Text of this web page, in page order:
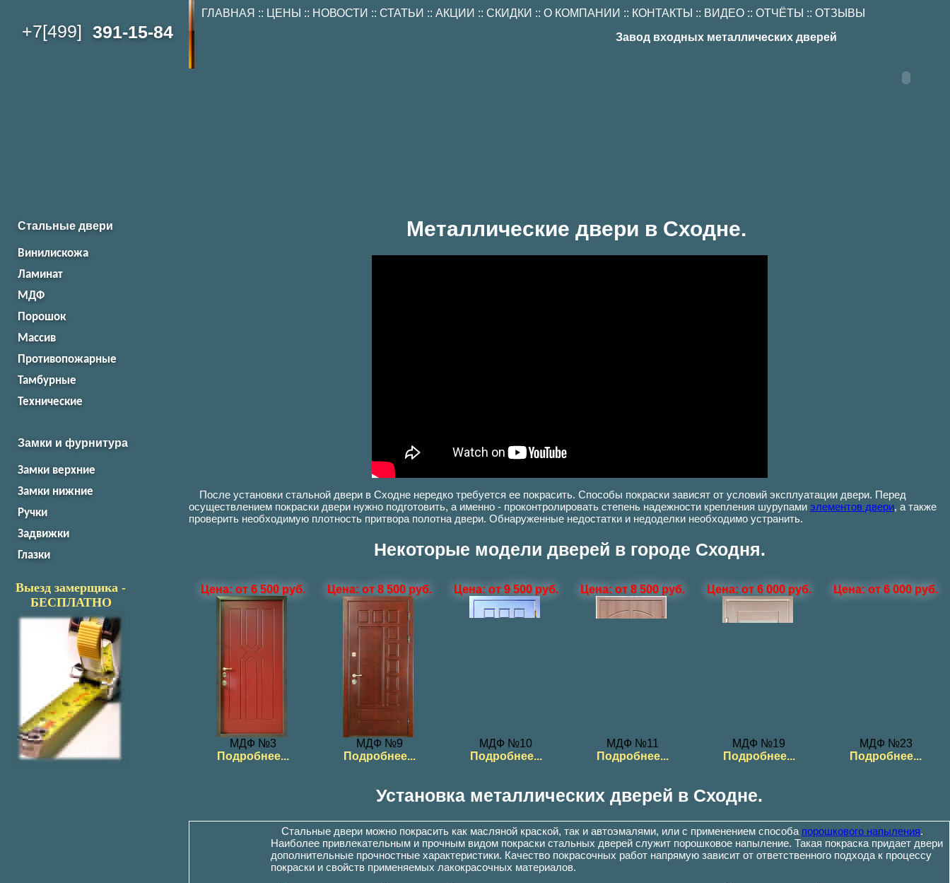
+7[499] 391-15-84
ГЛАВНАЯ :: ЦЕНЫ :: НОВОСТИ :: СТАТЬИ :: АКЦИИ :: СКИДКИ :: О КОМПАНИИ :: КОНТАКТЫ :: ВИДЕО :: ОТЧЁТЫ :: ОТЗЫВЫ
Завод входных металлических дверей
Стальные двери
Винилискожа
Ламинат
МДФ
Порошок
Массив
Противопожарные
Тамбурные
Технические
Замки и фурнитура
Замки верхние
Замки нижние
Ручки
Задвижки
Глазки
Выезд замерщика -
БЕСПЛАТНО
Металлические двери в Сходне.
После установки стальной двери в Сходне нередко требуется ее покрасить. Способы покраски зависят от условий эксплуатации двери. Перед
осуществлением покраски двери нужно подготовить, а именно - проконтролировать степень надежности крепления шурупами элементов двери, а также
проверить необходимую плотность притвора полотна двери. Обнаруженные недостатки и недоделки необходимо устранить.
Некоторые модели дверей в городе Сходня.
Цена: от 6 500 руб.
МДФ №3
Подробнее...
Цена: от 8 500 руб.
МДФ №9
Подробнее...
Цена: от 9 500 руб.
МДФ №10
Подробнее...
Цена: от 8 500 руб.
МДФ №11
Подробнее...
Цена: от 6 000 руб.
МДФ №19
Подробнее...
Цена: от 6 000 руб.
МДФ №23
Подробнее...
Установка металлических дверей в Сходне.
Стальные двери можно покрасить как масляной краской, так и автоэмалями, или с применением способа порошкового напыления.
Наиболее привлекательным и прочным видом покраски стальных дверей служит порошковое напыление. Такая покраска придает двери
дополнительные прочностные характеристики. Качество покрасочных работ напрямую зависит от ответственного подхода к процессу
покраски и свойств применяемых лакокрасочных материалов.